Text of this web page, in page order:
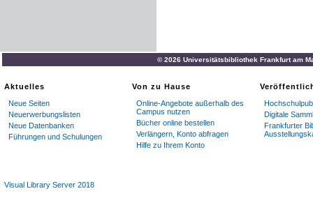
© 2026 Universitätsbibliothek Frankfurt am
Aktuelles
Neue Seiten
Neuerwerbungslisten
Neue Datenbanken
Führungen und Schulungen
Von zu Hause
Online-Angebote außerhalb des
Campus nutzen
Bücher online bestellen
Verlängern, Konto abfragen
Hilfe zu Ihrem Konto
Digitale
Frankfurter
Visual Library Server 2018